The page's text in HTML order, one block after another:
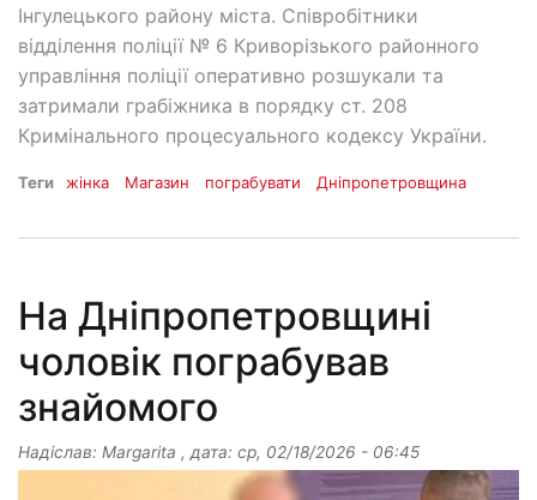
Інгулецького району міста. Співробітники
відділення поліції № 6 Криворізького районного
управління поліції оперативно розшукали та
затримали грабіжника в порядку ст. 208
Кримінального процесуального кодексу України.
Теги жінка Магазин пограбувати Дніпропетровщина
На Дніпропетровщині
чоловік пограбував
знайомого
Надіслав: Margarita , дата: ср, 02/18/2026 - 06:45